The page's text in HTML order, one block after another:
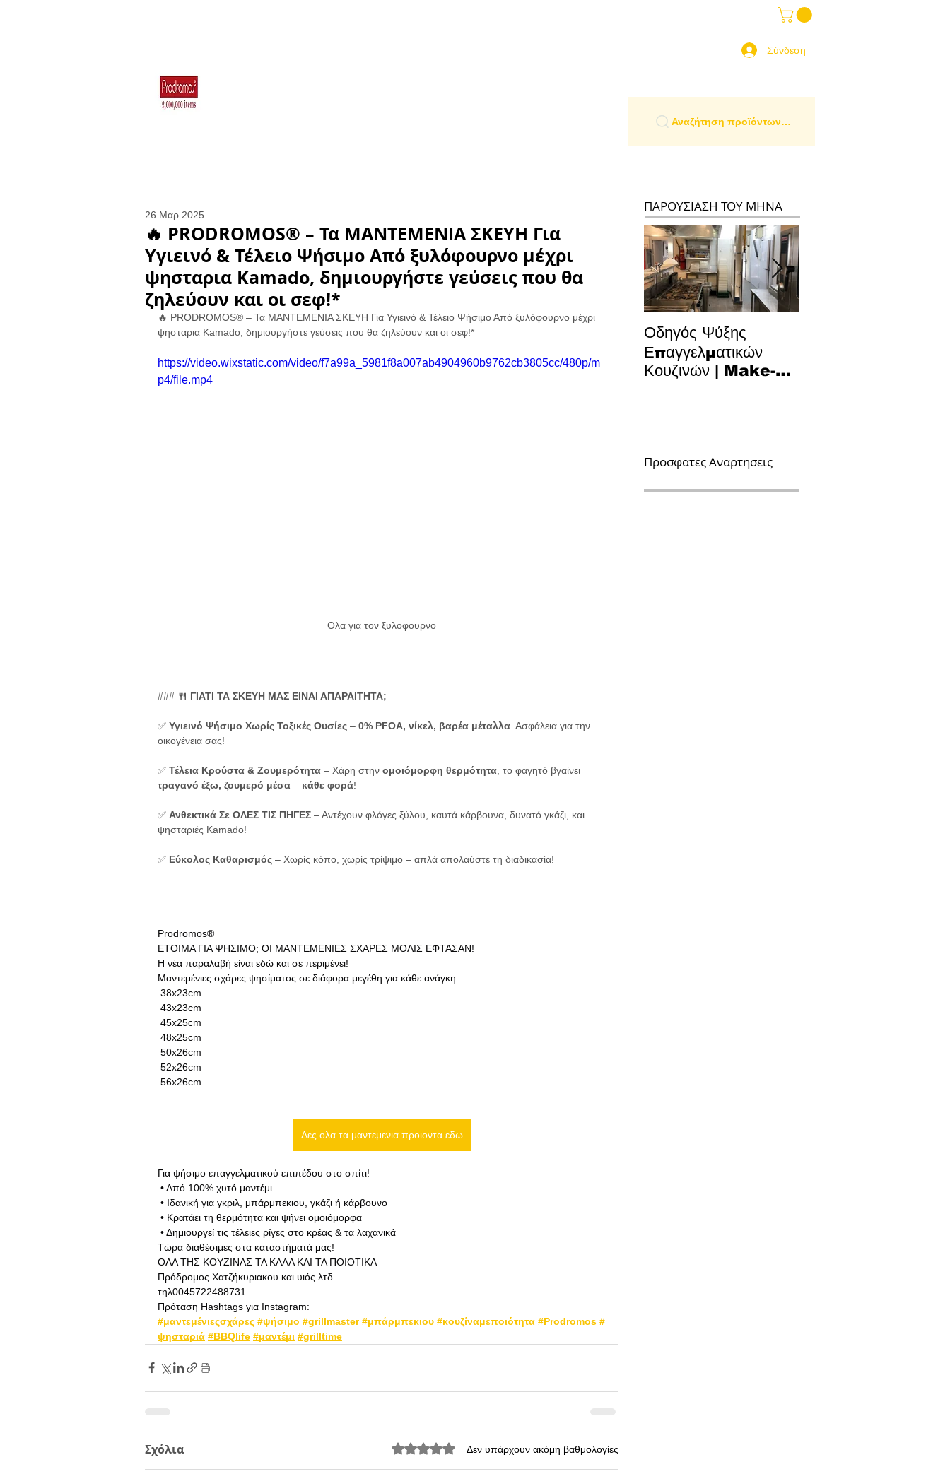
Σύνδεση
Αναζήτηση προϊόντων…
🔥 PRODROMOS® – Τα ΜΑΝΤΕΜΕΝΙΑ ΣΚΕΥΗ Για
Υγιεινό & Τέλειο Ψήσιμο Από ξυλόφουρνο μέχρι
ψησταρια Kamado, δημιουργήστε γεύσεις που θα
ζηλεύουν και οι σεφ!*
26 Μαρ 2025
🔥 PRODROMOS® – Τα ΜΑΝΤΕΜΕΝΙΑ ΣΚΕΥΗ Για Υγιεινό & Τέλειο Ψήσιμο Από ξυλόφουρνο μέχρι
ψησταρια Kamado, δημιουργήστε γεύσεις που θα ζηλεύουν και οι σεφ!*
https://video.wixstatic.com/video/f7a99a_5981f8a007ab4904960b9762cb3805cc/480p/m
p4/file.mp4
Ολα για τον ξυλοφουρνο
### 🍴 ΓΙΑΤΙ ΤΑ ΣΚΕΥΗ ΜΑΣ ΕΙΝΑΙ ΑΠΑΡΑΙΤΗΤΑ;
✅ Υγιεινό Ψήσιμο Χωρίς Τοξικές Ουσίες – 0% PFOA, νίκελ, βαρέα μέταλλα . Ασφάλεια για την
οικογένεια σας!
✅ Τέλεια Κρούστα & Ζουμερότητα – Χάρη στην ομοιόμορφη θερμότητα , το φαγητό βγαίνει
τραγανό έξω, ζουμερό μέσα – κάθε φορά!
✅ Ανθεκτικά Σε ΟΛΕΣ ΤΙΣ ΠΗΓΕΣ – Αντέχουν φλόγες ξύλου, καυτά κάρβουνα, δυνατό γκάζι, και
ψησταριές Kamado!
✅ Εύκολος Καθαρισμός – Χωρίς κόπο, χωρίς τρίψιμο – απλά απολαύστε τη διαδικασία!
Prodromos®
ΕΤΟΙΜΑ ΓΙΑ ΨΗΣΙΜΟ; ΟΙ ΜΑΝΤΕΜΕΝΙΕΣ ΣΧΑΡΕΣ ΜΟΛΙΣ ΕΦΤΑΣΑΝ!
Η νέα παραλαβή είναι εδώ και σε περιμένει!
Μαντεμένιες σχάρες ψησίματος σε διάφορα μεγέθη για κάθε ανάγκη:
38x23cm
43x23cm
45x25cm
48x25cm
50x26cm
52x26cm
56x26cm
Δες ολα τα μαντεμενια προιοντα εδω
Για ψήσιμο επαγγελματικού επιπέδου στο σπίτι!
• Από 100% χυτό μαντέμι
• Ιδανική για γκριλ, μπάρμπεκιου, γκάζι ή κάρβουνο
• Κρατάει τη θερμότητα και ψήνει ομοιόμορφα
• Δημιουργεί τις τέλειες ρίγες στο κρέας & τα λαχανικά
Τώρα διαθέσιμες στα καταστήματά μας!
ΟΛΑ ΤΗΣ ΚΟΥΖΙΝΑΣ ΤΑ ΚΑΛΑ ΚΑΙ ΤΑ ΠΟΙΟΤΙΚΑ
Πρόδρομος Χατζήκυριακου και υιός λτδ.
τηλ0045722488731
Πρόταση Hashtags για Instagram:
#μαντεμένιεςσχάρες #ψήσιμο #grillmaster #μπάρμπεκιου #κουζίναμεποιότητα #Prodromos #
ψησταριά #BBQlife #μαντέμι #grilltime
Σχόλια Βαθμολογήθηκε με 0 από 5 αστέρια.
Δεν υπάρχουν ακόμη βαθμολογίες
ΠΑΡΟΥΣΙΑΣΗ ΤΟΥ ΜΗΝΑ
Οδηγός Ψύξης
Επαγγελματικών
Κουζινών | Make-Up
Προσφατες Αναρτησεις